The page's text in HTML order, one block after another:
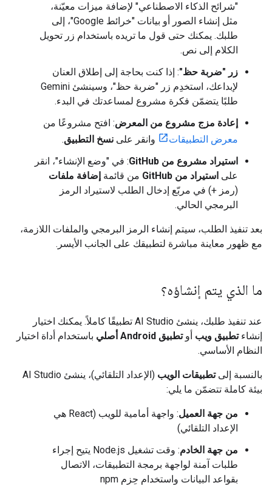
"شرائح الذكاء الاصطناعي" لإضافة ميزات معيّنة،
مثل إنشاء الصور أو بيانات "خرائط Google"، إلى
طلبك. يمكنك حتى قول ما تريده باستخدام زر تحويل
الكلام إلى نص.
زر "ضربة حظ": إذا كنت بحاجة إلى إطلاق العنان
لإبداعك، استخدِم زر "ضربة حظ"، وسينشئ Gemini
طلبًا يتضمّن فكرة مشروع لمساعدتك في البدء.
إعادة مزج مشروع من المعرض: افتح مشروعًا من
معرض التطبيقات
وانقر على نسخ التطبيق.
استيراد مشروع من GitHub
: في "وضع الإنشاء"، انقر
على استيراد من GitHub من قائمة إضافة ملفات
(رمز +) في مربّع إدخال الطلب لاستيراد الرمز
البرمجي الحالي.
بعد تنفيذ الطلب، سيتم إنشاء الرمز البرمجي والملفات اللازمة،
مع ظهور معاينة مباشرة لتطبيقك على الجانب الأيسر.
ما الذي يتم إنشاؤه؟
عند تنفيذ طلبك، ينشئ AI Studio تطبيقًا كاملاً. يمكنك اختيار
إنشاءتطبيق ويب أوتطبيق Android أصلي
باستخدام أداة اختيار
النظام الأساسي.
بالنسبة إلىتطبيقات الويب
(الإعداد التلقائي)، ينشئ AI Studio
بيئة كاملة تتضمّن ما يلي:
من جهة العميل
: واجهة أمامية للويب (React هي
الإعداد التلقائي)
من جهة الخادم
: وقت تشغيل Node.js يتيح إجراء
طلبات آمنة لواجهة برمجة التطبيقات، الاتصال
بقواعد البيانات واستخدام حِزم npm